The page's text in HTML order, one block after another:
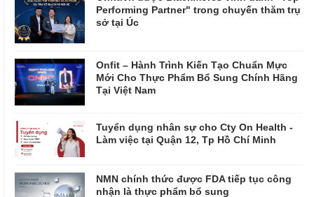
Performing Partner" trong chuyến thăm trụ
sở tại Úc
Onfit – Hành Trình Kiến Tạo Chuẩn Mực
Mới Cho Thực Phẩm Bổ Sung Chính Hãng
Tại Việt Nam
Tuyển dụng nhân sự cho Cty On Health -
Làm việc tại Quận 12, Tp Hồ Chí Minh
NMN chính thức được FDA tiếp tục công
nhận là thực phẩm bổ sung